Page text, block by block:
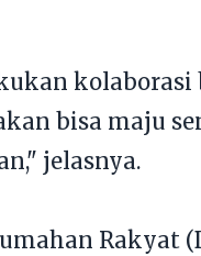
kolaborasi
bisa maju
jelasnya.
Rakyat